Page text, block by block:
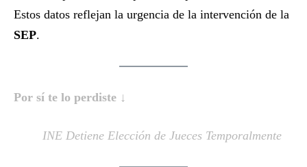
Estos datos reflejan la urgencia de la intervención de la
SEP.
Por sí te lo perdiste ↓
INE Detiene Elección de Jueces Temporalmente